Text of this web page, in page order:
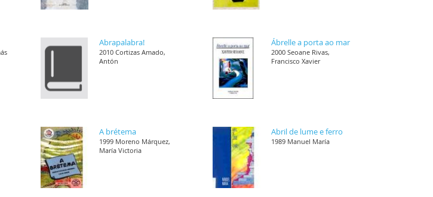
Abrapalabra!
2010 Cortizas Amado,
Antón
Ábrelle a porta ao mar
2000 Seoane Rivas,
Francisco Xavier
A brétema
1999 Moreno Márquez,
María Victoria
Abril de lume e ferro
1989 Manuel María